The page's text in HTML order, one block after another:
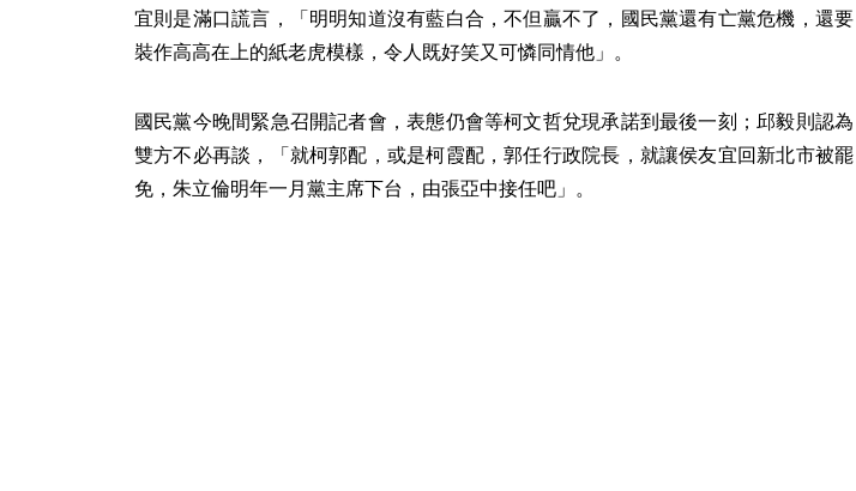
宜則是滿口謊言，「明明知道沒有藍白合，不但贏不了，國民黨還有亡黨危機，還要
裝作高高在上的紙老虎模樣，令人既好笑又可憐同情他」。
國民黨今晚間緊急召開記者會，表態仍會等柯文哲兌現承諾到最後一刻；邱毅則認為
雙方不必再談，「就柯郭配，或是柯霞配，郭任行政院長，就讓侯友宜回新北市被罷
免，朱立倫明年一月黨主席下台，由張亞中接任吧」。